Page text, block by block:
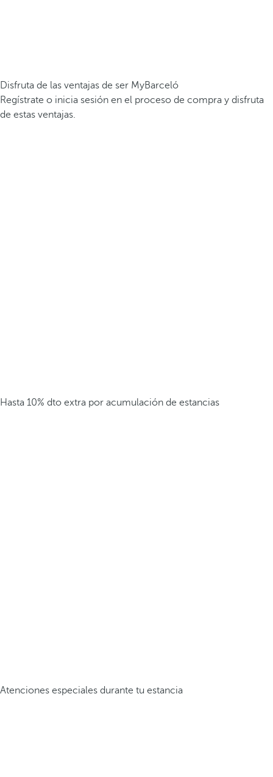
Disfruta de las ventajas de ser MyBarceló
Regístrate o inicia sesión en el proceso de compra y disfruta
de estas ventajas.
Hasta 10% dto extra por acumulación de estancias
Atenciones especiales durante tu estancia